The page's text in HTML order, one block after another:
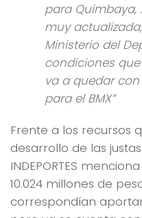
para Quimbaya,
muy
Ministerio del
condiciones
va a quedar
para el BMX”
Frente a los recursos
desarrollo de las
INDEPORTES
10.024 millones de
correspondían